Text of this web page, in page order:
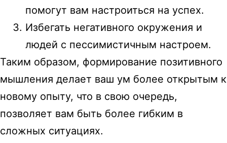
помогут вам настроиться на успех.
Избегать негативного окружения и
людей с пессимистичным настроем.
Таким образом, формирование позитивного
мышления делает ваш ум более открытым к
новому опыту, что в свою очередь,
позволяет вам быть более гибким в
сложных ситуациях.